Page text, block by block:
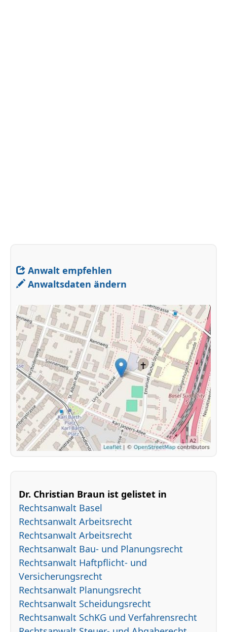
Anwalt empfehlen
Anwaltsdaten ändern
Dr. Christian Braun ist gelistet in
Rechtsanwalt Basel
Rechtsanwalt Arbeitsrecht
Rechtsanwalt Arbeitsrecht
Rechtsanwalt Bau- und Planungsrecht
Rechtsanwalt Haftpflicht- und
Versicherungsrecht
Rechtsanwalt Planungsrecht
Rechtsanwalt Scheidungsrecht
Rechtsanwalt SchKG und Verfahrensrecht